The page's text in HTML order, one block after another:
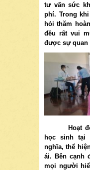
tư vấn sức
phí. Trong
hỏi thăm
đều rất vui
được sự quan
Hoạt
học sinh tại
nghĩa, thể
ái. Bên cạnh
mọi người